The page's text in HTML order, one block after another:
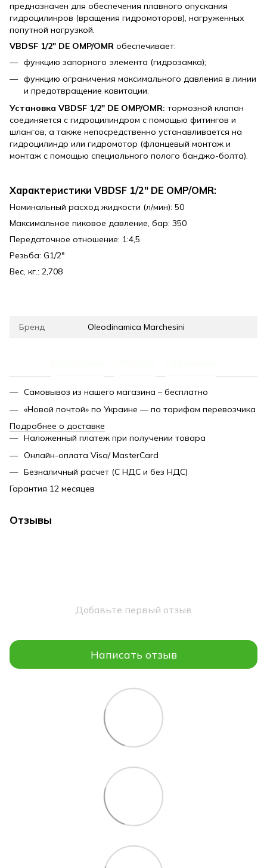
предназначен для обеспечения плавного опускания
гидроцилинров (вращения гидромоторов), нагруженных
попутной нагрузкой.
VBDSF 1/2" DE OMP/OMR обеспечивает:
функцию запорного элемента (гидрозамка);
функцию ограничения максимального давления в линии
и предотвращение кавитации.
Установка VBDSF 1/2" DE OMP/OMR: тормозной клапан
соединяется с гидроцилиндром с помощью фитингов и
шлангов, а также непосредственно устанавливается на
гидроцилиндр или гидромотор (фланцевый монтаж и
монтаж с помощью специального полого банджо-болта).
Характеристики VBDSF 1/2" DE OMP/OMR:
Номинальный расход жидкости (л/мин): 50
Максимальное пиковое давление, бар: 350
Передаточное отношение: 1:4,5
Резьба: G1/2"
Вес, кг.: 2,708
Бренд Oleodinamica Marchesini
Самовывоз из нашего магазина – бесплатно
«Новой почтой» по Украине — по тарифам перевозчика
Подробнее о доставке
Наложенный платеж при получении товара
Онлайн-оплата Visa/ MasterCard
Безналичный расчет (С НДС и без НДС)
Гарантия 12 месяцев
Отзывы
Добавьте первый отзыв
Написать отзыв